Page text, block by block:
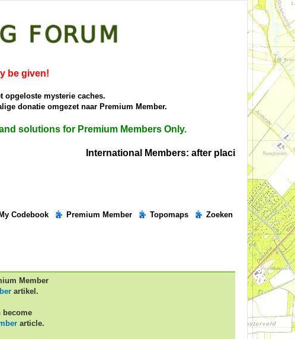
be given!
opgeloste mysterie caches.
donatie omgezet naar Premium Member.
solutions for Premium Members Only.
International Members: after placing the right
My Codebook Premium Member Topomaps
Zoeken
Member
artikel.
become
article.